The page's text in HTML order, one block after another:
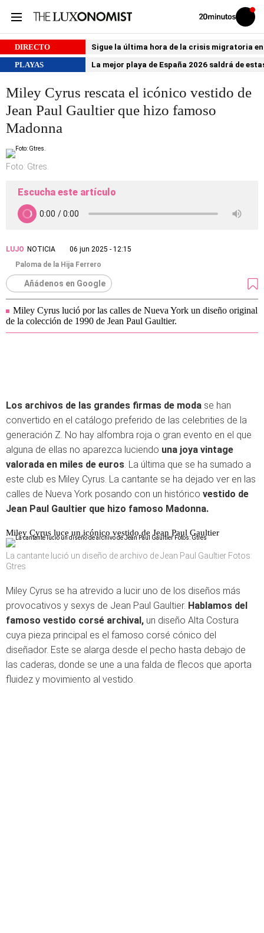
Volver
Iniciar
sesión
DIRECTO
Sigue la última hora de la crisis migratoria
PLAYAS
La mejor playa de España 2026 saldrá de
Miley Cyrus rescata el icónico vestido de
Jean Paul Gaultier que hizo famoso
Madonna
Foto: Gtres.
Escucha este artículo
LUJO NOTICIA
06 jun 2025 - 12:15
Paloma de la Hija Ferrero
Añádenos en Google
Miley Cyrus lució por las calles de Nueva York un diseño original
de la colección de 1990 de Jean Paul Gaultier.
Los archivos de las grandes firmas de moda se han
convertido en el catálogo preferido de las celebrities de la
generación Z. No hay alfombra roja o gran evento en el que
alguna de ellas no aparezca luciendo una joya vintage
valorada en miles de euros. La última que se ha sumado a
este club es Miley Cyrus. La cantante se ha dejado ver en las
calles de Nueva York posando con un histórico vestido de
Jean Paul Gaultier que hizo famoso Madonna.
Miley Cyrus luce un icónico vestido de Jean Paul Gaultier
La cantante lució un diseño de archivo de Jean Paul Gaultier Fotos:
Gtres
Miley Cyrus se ha atrevido a lucir uno de los diseños más
provocativos y sexys de Jean Paul Gaultier. Hablamos del
famoso vestido corsé archival, un diseño Alta Costura
cuya pieza principal es el famoso corsé cónico del
diseñador. Este se alarga desde el pecho hasta debajo de
las caderas, donde se une a una falda de flecos que aporta
fluidez y movimiento al vestido.